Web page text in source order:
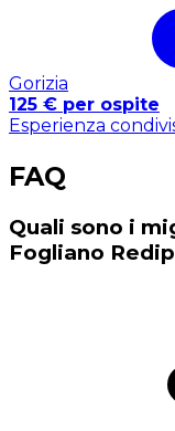
Gorizia
125 € per ospite
Esperienza
FAQ
Quali sono i
Fogliano